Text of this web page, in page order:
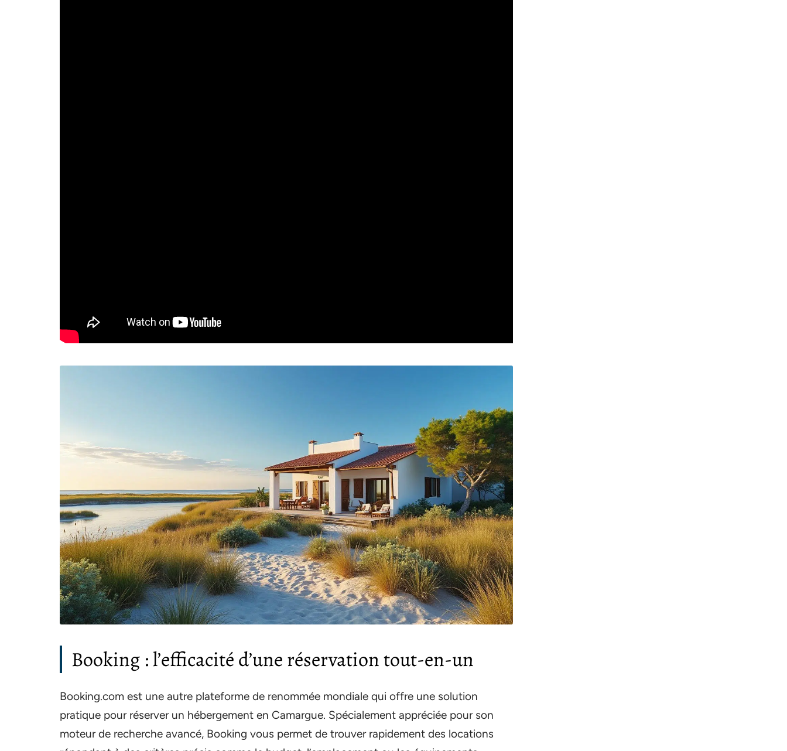
Booking : l’efficacité d’une réservation tout-en-un
Booking.com est une autre plateforme de renommée mondiale qui offre une solution
pratique pour réserver un hébergement en Camargue. Spécialement appréciée pour son
moteur de recherche avancé, Booking vous permet de trouver rapidement des locations